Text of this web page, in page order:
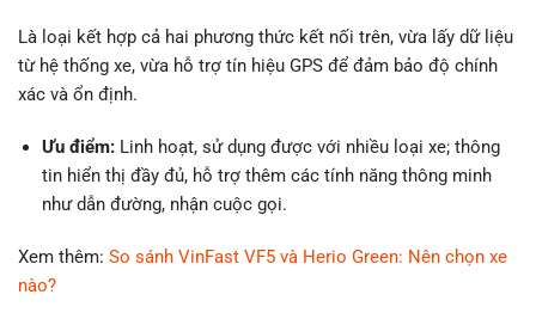
Là loại kết hợp cả hai phương thức kết nối trên, vừa lấy dữ liệu
từ hệ thống xe, vừa hỗ trợ tín hiệu GPS để đảm bảo độ chính
xác và ổn định.
Ưu điểm: Linh hoạt, sử dụng được với nhiều loại xe; thông
tin hiển thị đầy đủ, hỗ trợ thêm các tính năng thông minh
như dẫn đường, nhận cuộc gọi.
Xem thêm: So sánh VinFast VF5 và Herio Green: Nên chọn xe
nào?